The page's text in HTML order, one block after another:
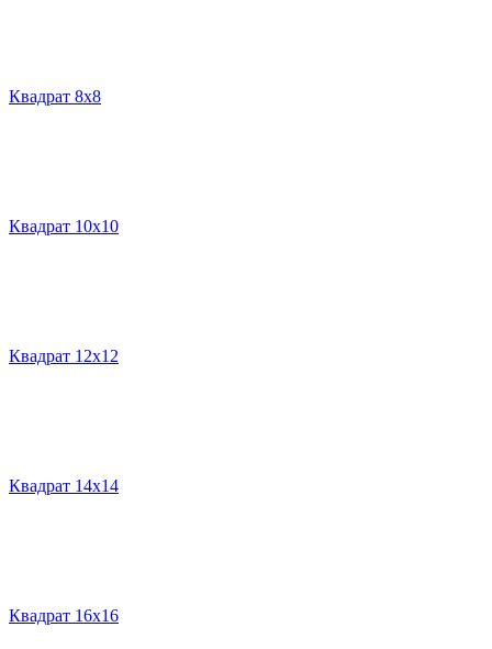
Квадрат 8х8
Квадрат 10х10
Квадрат 12х12
Квадрат 14х14
Квадрат 16х16